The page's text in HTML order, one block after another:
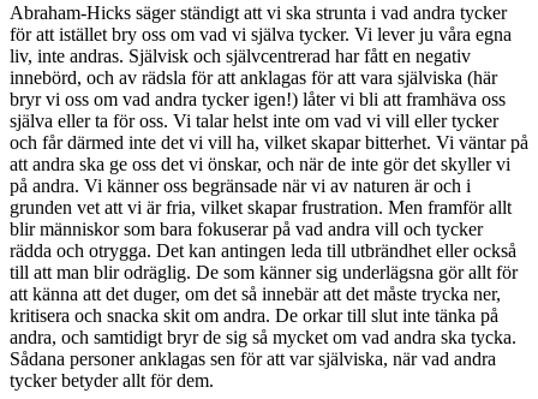
Abraham-Hicks säger ständigt att vi ska strunta i vad andra tycker
för att istället bry oss om vad vi själva tycker. Vi lever ju våra egna
liv, inte andras. Självisk och självcentrerad har fått en negativ
innebörd, och av rädsla för att anklagas för att vara själviska (här
bryr vi oss om vad andra tycker igen!) låter vi bli att framhäva oss
själva eller ta för oss. Vi talar helst inte om vad vi vill eller tycker
och får därmed inte det vi vill ha, vilket skapar bitterhet. Vi väntar på
att andra ska ge oss det vi önskar, och när de inte gör det skyller vi
på andra. Vi känner oss begränsade när vi av naturen är och i
grunden vet att vi är fria, vilket skapar frustration. Men framför allt
blir människor som bara fokuserar på vad andra vill och tycker
rädda och otrygga. Det kan antingen leda till utbrändhet eller också
till att man blir odräglig. De som känner sig underlägsna gör allt för
att känna att det duger, om det så innebär att det måste trycka ner,
kritisera och snacka skit om andra. De orkar till slut inte tänka på
andra, och samtidigt bryr de sig så mycket om vad andra ska tycka.
Sådana personer anklagas sen för att var själviska, när vad andra
tycker betyder allt för dem.